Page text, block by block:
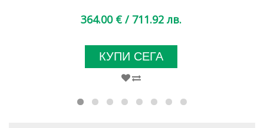
364.00 € / 711.92 лв.
КУПИ СЕГА